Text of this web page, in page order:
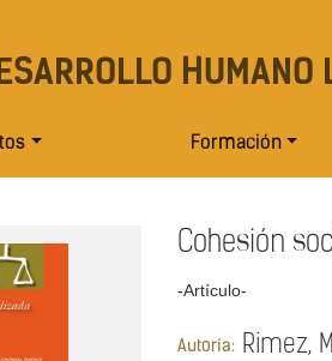
Formación
Cohesión
-Artículo-
Autoría: Rimez,